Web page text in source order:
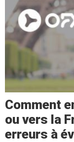
Comment
ou vers la
erreurs à